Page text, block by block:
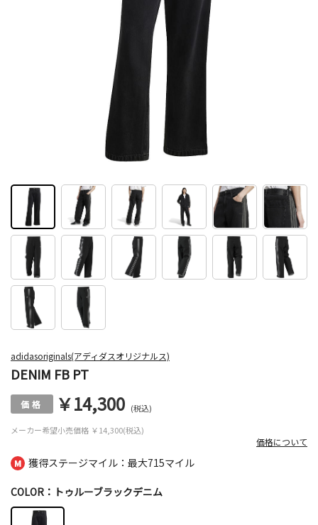
獲得ステージマイル：最大715マイル
adidasoriginals(アディダスオリジナルス)
DENIM FB PT
メーカー希望小売価格 ￥14,300(税込)
￥14,300 (税込)
価格について
COLOR：トゥルーブラックデニム